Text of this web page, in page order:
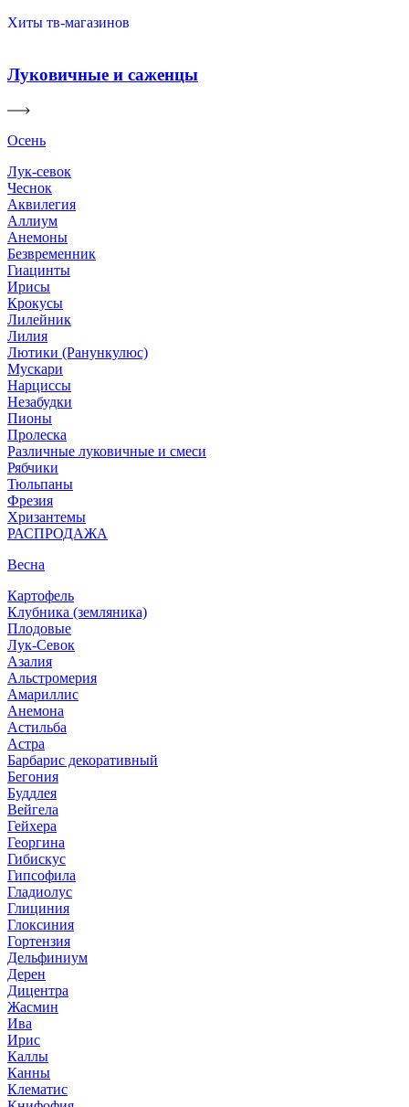
Хиты тв-магазинов
Луковичные и саженцы
Осень
Лук-севок
Чеснок
Аквилегия
Аллиум
Анемоны
Безвременник
Гиацинты
Ирисы
Крокусы
Лилейник
Лилия
Лютики (Ранункулюс)
Мускари
Нарцисcы
Незабудки
Пионы
Пролеска
Различные луковичные и смеси
Рябчики
Тюльпаны
Фрезия
Хризантемы
РАСПРОДАЖА
Весна
Картофель
Клубника (земляника)
Плодовые
Лук-Севок
Азалия
Альстромерия
Амариллис
Анемона
Астильба
Астра
Барбарис декоративный
Бегония
Буддлея
Вейгела
Гейхера
Георгина
Гибискус
Гипсофила
Гладиолус
Глициния
Глоксиния
Гортензия
Дельфиниум
Дерен
Дицентра
Жасмин
Ива
Ирис
Каллы
Канны
Клематис